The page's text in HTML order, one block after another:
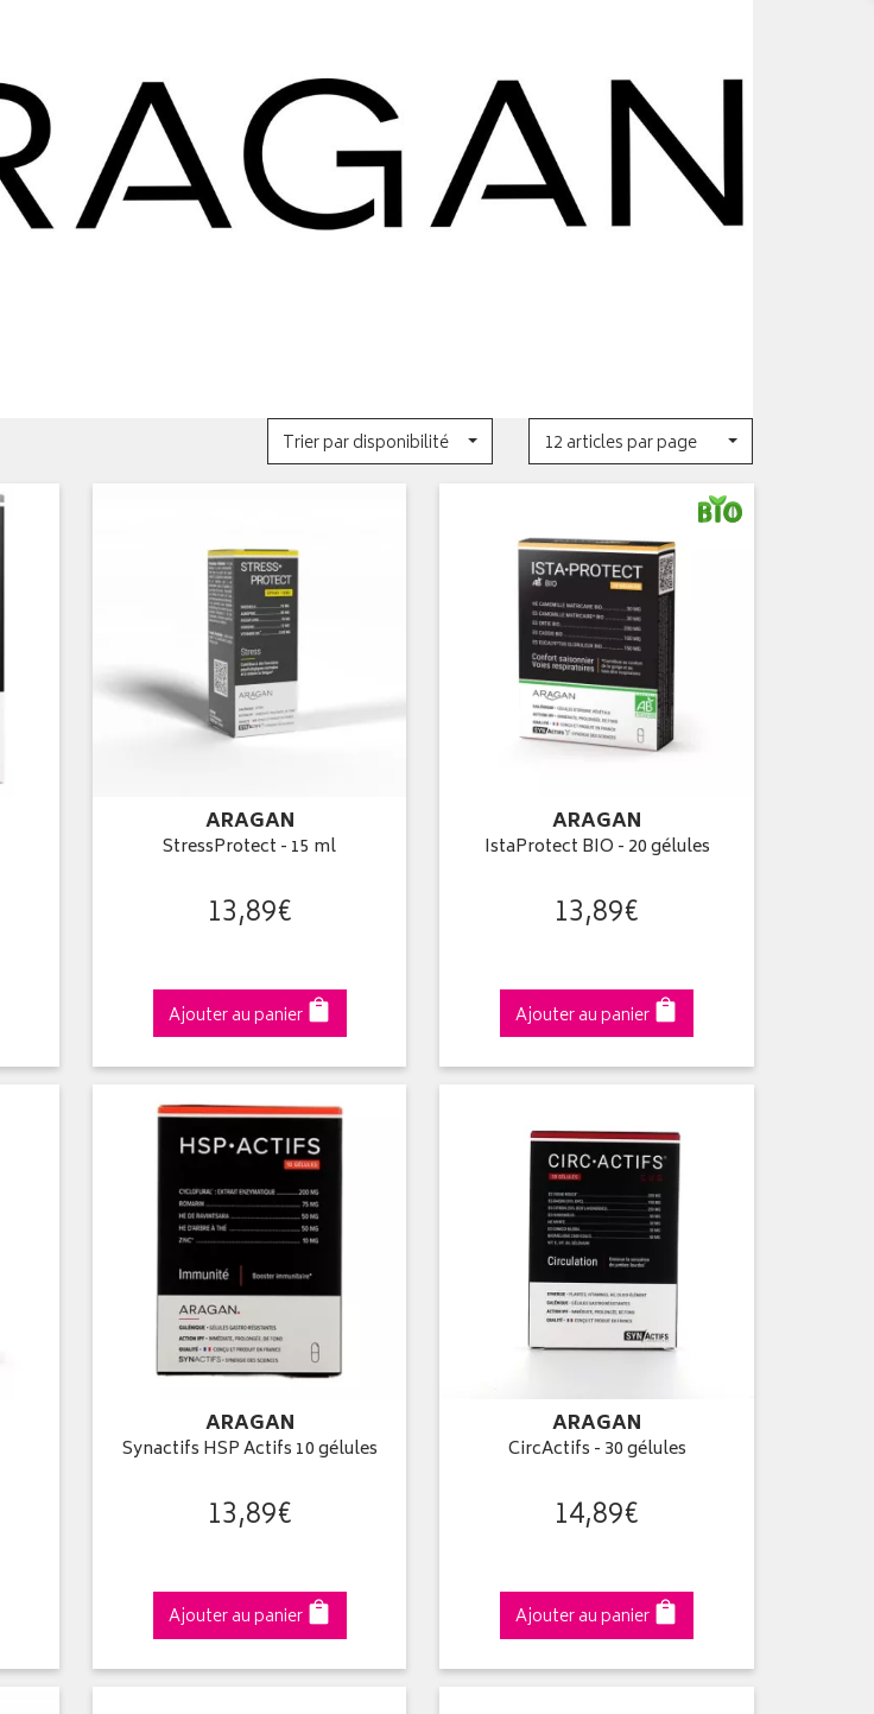
Trier par disponibilité 12 articles par page
ARAGAN
StressProtect - 15 ml
13,89€
Ajouter au panier
ARAGAN
IstaProtect BIO - 20 gélules
13,89€
Ajouter au panier
ARAGAN
Synactifs HSP Actifs 10 gélules
13,89€
Ajouter au panier
ARAGAN
CircActifs - 30 gélules
14,89€
Ajouter au panier